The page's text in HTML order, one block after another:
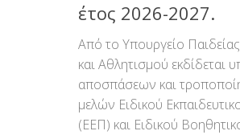
έτος 2026-2027.
Από το Υπουργείο
και Αθλητισμού εκδίδεται
αποσπάσεων και
μελών Ειδικού
(ΕΕΠ) και Ειδικού